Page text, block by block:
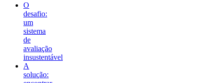
O
desafio:
um
sistema
de
avaliação
insustentável
A
solução: